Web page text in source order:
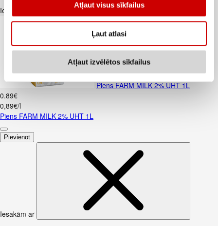
Atļaut visus sīkfailus
Ļaut atlasi
Atļaut izvēlētos sīkfailus
Iesakām ar
Piens FARM MILK 2% UHT 1L
0.89€
0,89€/l
Piens FARM MILK 2% UHT 1L
Pievienot
Iesakām ar